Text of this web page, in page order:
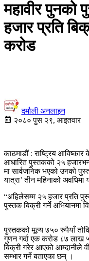
महावीर पुनको
हजार प्रति
करोड
दमौली अनलाइन
२०८० पुस २९, आइतवार
काठमाडौं : राष्ट्रिय
आधारित पुस्तकको २५
मा सार्वजनिक भएको उनको
यात्रा’ तीन महिनाको अवधिमा
“अहिलेसम्म २५ हजार प्रति
पुस्तक बिक्री गर्ने अभियानमा
पुस्तकको मूल्य ७५० रुपैयाँ
गुणन गर्दा एक करोड ८७
बिक्री गरेर आएको आम्दानीले
सम्भार गर्ने बताएका छन् ।